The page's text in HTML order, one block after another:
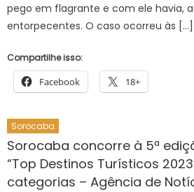
pego em flagrante e com ele havia,
entorpecentes. O caso ocorreu às […]
Compartilhe isso:
Facebook 18+
Sorocaba
Sorocaba concorre à 5ª
“Top Destinos Turísticos
categorias – Agência de